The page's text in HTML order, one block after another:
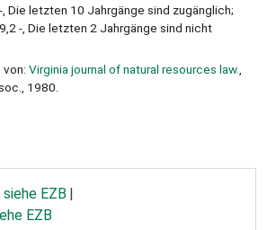
Die letzten 10 Jahrgänge sind zugänglich;
-, Die letzten 2 Jahrgänge sind nicht
Virginia journal of natural resources law.,
1980.
EZB
EZB